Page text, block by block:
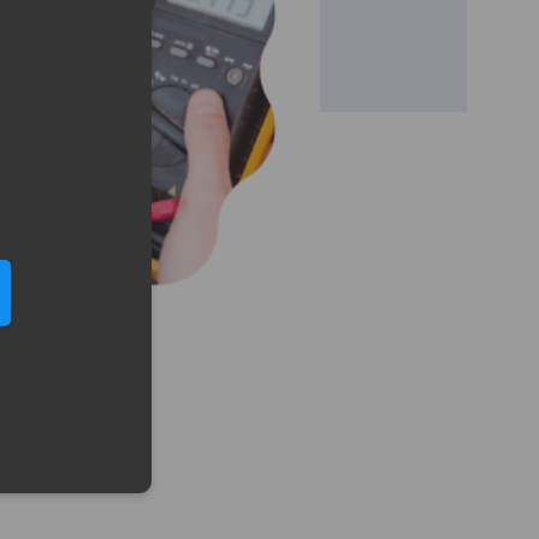
call
w formacie E164